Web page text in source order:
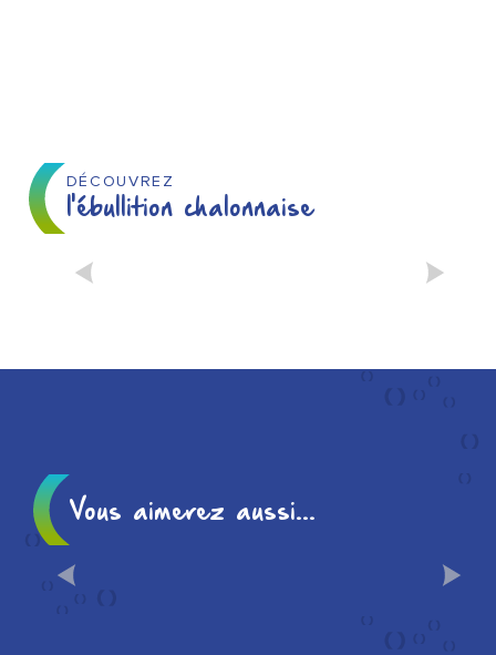
DÉCOUVREZ
l'ébullition chalonnaise
Vous aimerez aussi...